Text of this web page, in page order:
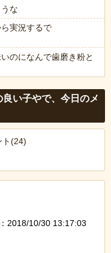
な
実況するで
のになんで歯磨き粉と
い子やで、今日のメ
ト(24)
2018/10/30 13:17:03